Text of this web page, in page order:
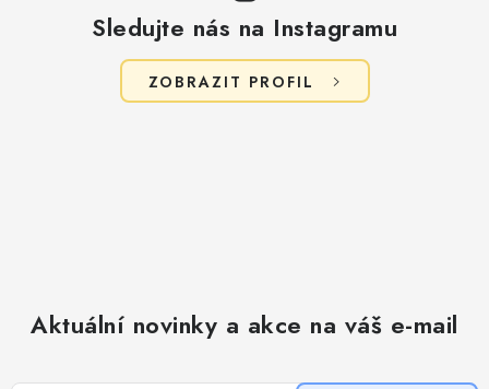
Sledujte nás na Instagramu
ZOBRAZIT PROFIL
Aktuální novinky a akce na váš e-mail